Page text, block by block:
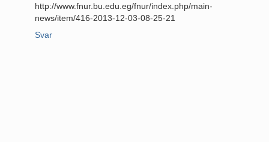
http://www.fnur.bu.edu.eg/fnur/index.php/main-
news/item/416-2013-12-03-08-25-21
Svar